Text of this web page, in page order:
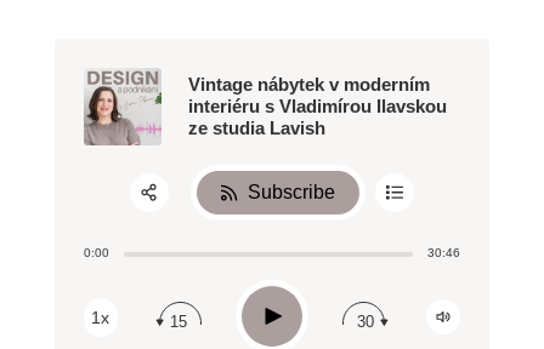
Vintage nábytek v moderním
interiéru s Vladimírou Ilavskou
ze studia Lavish
0:00 30:46
1x 15 Play 30
Subscribe
Share:
RSS
Apple Podcast
Spotify